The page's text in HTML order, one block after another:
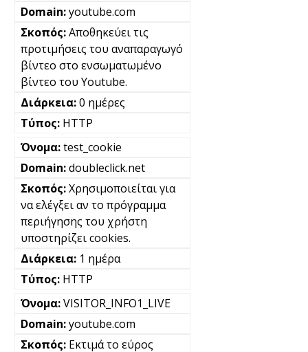
youtube.com
Αποθηκεύει τις
προτιμήσεις του αναπαραγωγό
βίντεο στο ενσωματωμένο
βίντεο του Youtube.
0 ημέρες
HTTP
test_cookie
doubleclick.net
Χρησιμοποιείται για
να ελέγξει αν το πρόγραμμα
περιήγησης του χρήστη
υποστηρίζει cookies.
1 ημέρα
HTTP
VISITOR_INFO1_LIVE
youtube.com
Εκτιμά το εύρος